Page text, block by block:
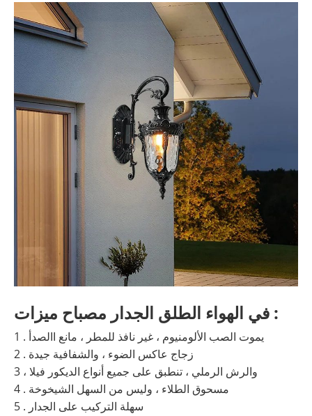
في الهواء الطلق الجدار مصباح ميزات :
1 . يموت الصب الألومنيوم ، غير نافذ للمطر ، مانع االصدأ
2 . زجاج عاكس الضوء ، والشفافية جيدة
3 ، والرش الرملي ، تنطبق على جميع أنواع الديكور فيلا
4 . مسحوق الطلاء ، وليس من السهل الشيخوخة
5 . سهلة التركيب على الجدار